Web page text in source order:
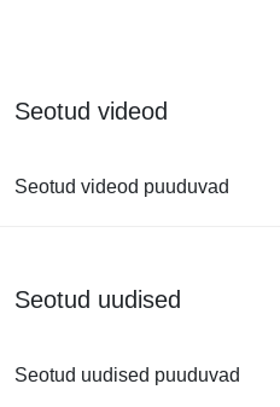
Seotud videod
Seotud videod puuduvad
Seotud uudised
Seotud uudised puuduvad